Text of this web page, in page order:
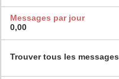
Messages par jour
0,00
Trouver tous les messages